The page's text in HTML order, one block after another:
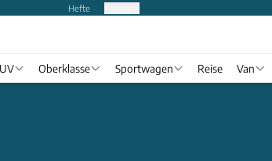
Hefte
Oberklasse Sportwagen Reise Van